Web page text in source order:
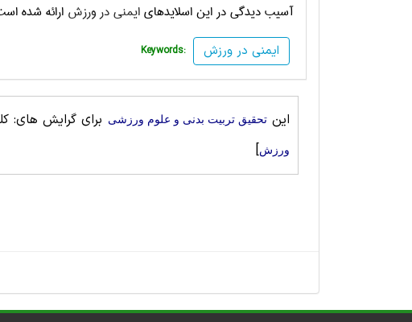
آسیب دیدگی در این اسلایدهایایمنی در ورزش ارائه شده
Keywords: ایمنی در ورزش
اینتحقیق تربيت بدنی و علوم ورزشی برای گرایش های:
ورزش]